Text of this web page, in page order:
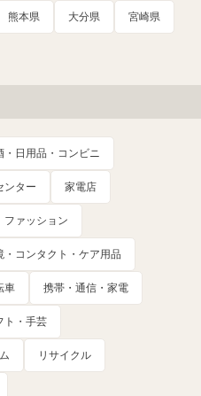
熊本県 大分県 宮崎県
日用品・コンビニ
ンター 家電店
ファッション
・コンタクト・ケア用品
車 携帯・通信・家電
ト・手芸
リサイクル